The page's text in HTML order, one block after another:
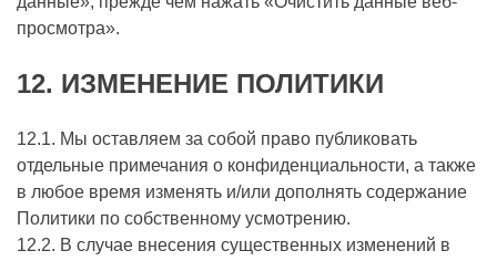
просмотра».
12. ИЗМЕНЕНИЕ ПОЛИТИКИ
12.1. Мы оставляем за собой право публиковать
отдельные примечания о конфиденциальности, а также
в любое время изменять и/или дополнять содержание
Политики по собственному усмотрению.
12.2. В случае внесения существенных изменений в